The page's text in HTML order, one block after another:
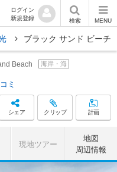
ログイン
新規登録
検索 MENU
ブラック サンド ビーチ
Beach 海岸・海
ミ
シェア クリップ 計画
現地ツアー
地図
周辺情報